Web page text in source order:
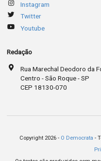
Instagram
Twitter
Youtube
Redação
Rua Marechal Deodoro da
Centro - São Roque - SP
CEP 18130-070
Copyright 2026 - O Democrata -